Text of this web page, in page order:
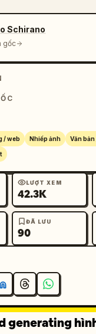
Schirano
gốc
/ web Nhiếp ảnh Văn
LƯỢT XEM
42.3K
ĐÃ LƯU
90
generating